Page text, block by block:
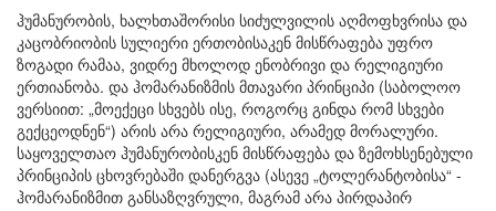
ჰუმანურობის, ხალხთაშორისი სიძულვილის აღმოფხვრისა და
კაცობრიობის სულიერი ერთობისაკენ მისწრაფება უფრო
ზოგადი რამაა, ვიდრე მხოლოდ ენობრივი და რელიგიური
ერთიანობა. და ჰომარანიზმის მთავარი პრინციპი (საბოლოო
ვერსიით: „მოექეცი სხვებს ისე, როგორც გინდა რომ სხვები
გექცეოდნენ“) არის არა რელიგიური, არამედ მორალური.
საყოველთაო ჰუმანურობისკენ მისწრაფება და ზემოხსენებული
პრინციპის ცხოვრებაში დანერგვა (ასევე „ტოლერანტობისა“ -
ჰომარანიზმით განსაზღვრული, მაგრამ არა პირდაპირ